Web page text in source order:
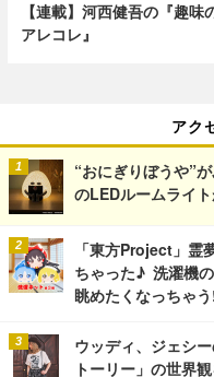
【連載】河西健吾の『趣味
アレコレ』
アク
“おにぎりぼうや”
のLEDルームライ
「東方Project」霊
ちゃった♪ 洗濯機
眺めたくなっちゃ
ウッディ、ジェシ
トーリー」の世界